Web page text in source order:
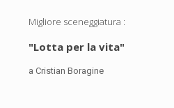
Migliore sceneggiatura :
"Lotta per la vita"
a Cristian Boragine